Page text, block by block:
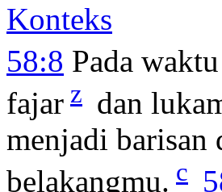
Konteks
58:8 Pada
fajar z dan
menjadi barisan
belakangmu. c